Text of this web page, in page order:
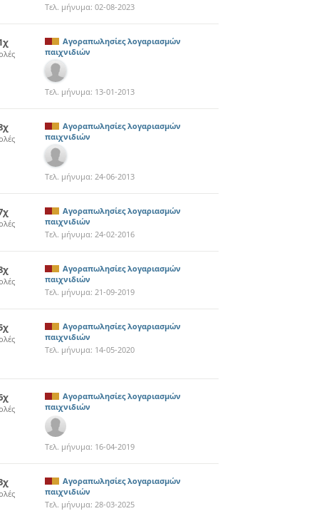
Τελ. μήνυμα: 02-08-2023
Αγοραπωλησίες λογαριασμών
παιχνιδιών
Τελ. μήνυμα: 13-01-2013
Αγοραπωλησίες λογαριασμών
παιχνιδιών
Τελ. μήνυμα: 24-06-2013
Αγοραπωλησίες λογαριασμών
παιχνιδιών
Τελ. μήνυμα: 24-02-2016
Αγοραπωλησίες λογαριασμών
παιχνιδιών
Τελ. μήνυμα: 21-09-2019
Αγοραπωλησίες λογαριασμών
παιχνιδιών
Τελ. μήνυμα: 14-05-2020
Αγοραπωλησίες λογαριασμών
παιχνιδιών
Τελ. μήνυμα: 16-04-2019
Αγοραπωλησίες λογαριασμών
παιχνιδιών
Τελ. μήνυμα: 28-03-2025